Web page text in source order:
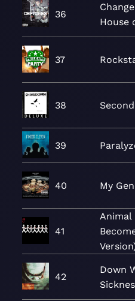
36
House
37
38
39
40 My
41
Animal
42
Down